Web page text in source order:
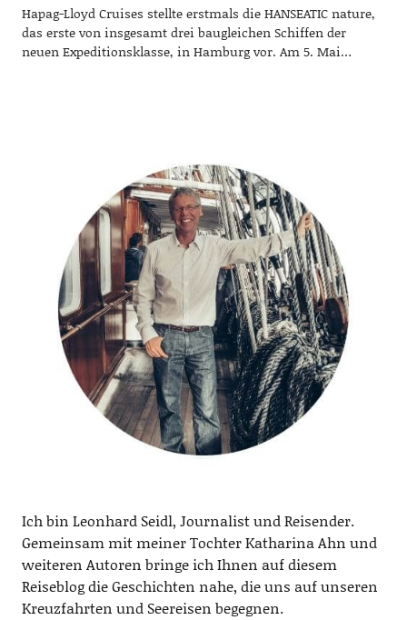
Hapag-Lloyd Cruises stellte erstmals die HANSEATIC nature,
das erste von insgesamt drei baugleichen Schiffen der
neuen Expeditionsklasse, in Hamburg vor. Am 5. Mai…
Ich bin Leonhard Seidl, Journalist und Reisender.
Gemeinsam mit meiner Tochter Katharina Ahn und
weiteren Autoren bringe ich Ihnen auf diesem
Reiseblog die Geschichten nahe, die uns auf unseren
Kreuzfahrten und Seereisen begegnen.